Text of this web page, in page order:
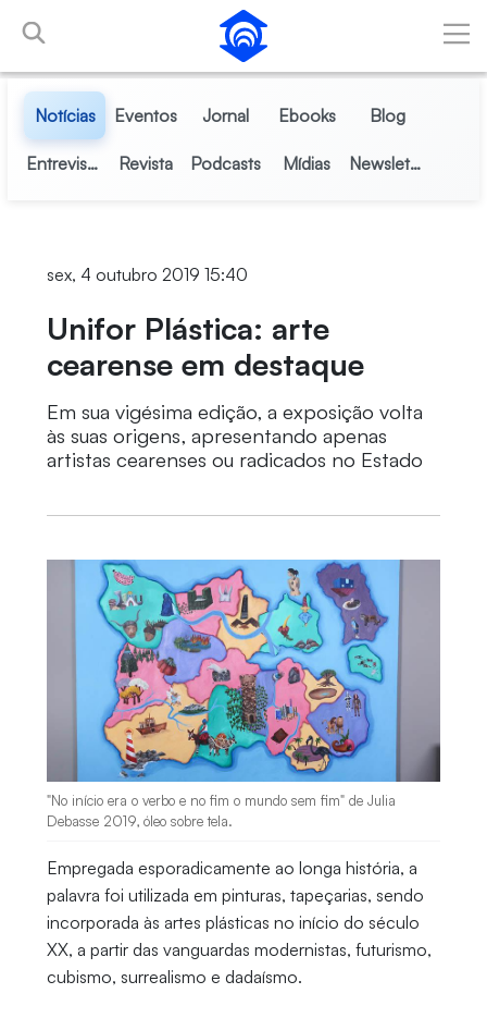
Pular para o Conteúdo principal
Notícias Eventos Jornal Ebooks Blog
Entrevistas Revista Podcasts Mídias Newsletter
sex, 4 outubro 2019 15:40
Unifor Plástica: arte
cearense em destaque
Em sua vigésima edição, a exposição volta
às suas origens, apresentando apenas
artistas cearenses ou radicados no Estado
"No início era o verbo e no fim o mundo sem fim" de Julia
Debasse 2019, óleo sobre tela.
Empregada esporadicamente ao longa história, a
palavra foi utilizada em pinturas, tapeçarias, sendo
incorporada às artes plásticas no início do século
XX, a partir das vanguardas modernistas, futurismo,
cubismo, surrealismo e dadaísmo.